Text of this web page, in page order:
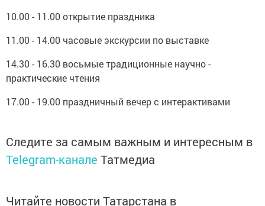
10.00 - 11.00 открытие праздника
11.00 - 14.00 часовые экскурсии по выставке
14.30 - 16.30 восьмые традиционные научно -
практические чтения
17.00 - 19.00 праздничный вечер с интерактивами
Следите за самым важным и интересным в
Telegram-канале Татмедиа
Читайте новости Татарстана в